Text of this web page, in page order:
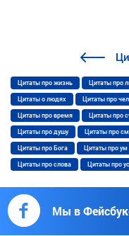
Цитаты про жизнь Цитаты про
Цитаты о людях Цитаты про
Цитаты про время Цитаты про
Цитаты про душу Цитаты про
Цитаты про Бога Цитаты про ум
Цитаты про слова Цитаты про
Мы в